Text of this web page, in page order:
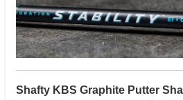
Shafty KBS Graphite Putter